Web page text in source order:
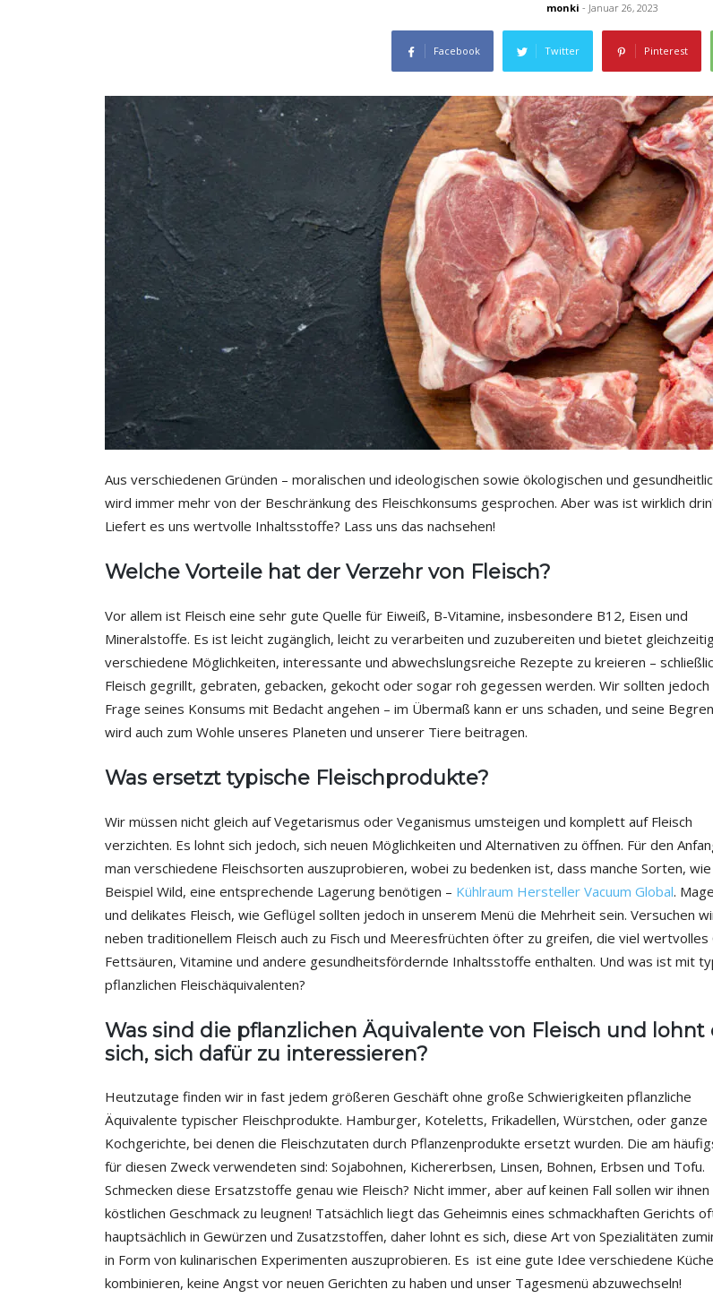
monki - Januar 26, 2023
Facebook Twitter Pinterest
Aus verschiedenen Gründen – moralischen und ideologischen sowie ökologischen und
wird immer mehr von der Beschränkung des Fleischkonsums gesprochen. Aber was ist wirklich
Liefert es uns wertvolle Inhaltsstoffe? Lass uns das nachsehen!
Welche Vorteile hat der Verzehr von Fleisch?
Vor allem ist Fleisch eine sehr gute Quelle für Eiweiß, B-Vitamine, insbesondere B12, Eisen und
Mineralstoffe. Es ist leicht zugänglich, leicht zu verarbeiten und zuzubereiten und bietet
verschiedene Möglichkeiten, interessante und abwechslungsreiche Rezepte zu kreieren –
Fleisch gegrillt, gebraten, gebacken, gekocht oder sogar roh gegessen werden. Wir sollten jedoch
Frage seines Konsums mit Bedacht angehen – im Übermaß kann er uns schaden, und seine
wird auch zum Wohle unseres Planeten und unserer Tiere beitragen.
Was ersetzt typische Fleischprodukte?
Wir müssen nicht gleich auf Vegetarismus oder Veganismus umsteigen und komplett auf Fleisch
verzichten. Es lohnt sich jedoch, sich neuen Möglichkeiten und Alternativen zu öffnen. Für den
man verschiedene Fleischsorten auszuprobieren, wobei zu bedenken ist, dass manche Sorten,
Beispiel Wild, eine entsprechende Lagerung benötigen – Kühlraum Hersteller Vacuum Global.
und delikates Fleisch, wie Geflügel sollten jedoch in unserem Menü die Mehrheit sein. Versuchen
neben traditionellem Fleisch auch zu Fisch und Meeresfrüchten öfter zu greifen, die viel wertvolles
Fettsäuren, Vitamine und andere gesundheitsfördernde Inhaltsstoffe enthalten. Und was ist mit
pflanzlichen Fleischäquivalenten?
Was sind die pflanzlichen Äquivalente von Fleisch und lohnt
sich, sich dafür zu interessieren?
Heutzutage finden wir in fast jedem größeren Geschäft ohne große Schwierigkeiten pflanzliche
Äquivalente typischer Fleischprodukte. Hamburger, Koteletts, Frikadellen, Würstchen, oder ganze
Kochgerichte, bei denen die Fleischzutaten durch Pflanzenprodukte ersetzt wurden. Die am
für diesen Zweck verwendeten sind: Sojabohnen, Kichererbsen, Linsen, Bohnen, Erbsen und Tofu.
Schmecken diese Ersatzstoffe genau wie Fleisch? Nicht immer, aber auf keinen Fall sollen wir ihnen
köstlichen Geschmack zu leugnen! Tatsächlich liegt das Geheimnis eines schmackhaften Gerichts
hauptsächlich in Gewürzen und Zusatzstoffen, daher lohnt es sich, diese Art von Spezialitäten
in Form von kulinarischen Experimenten auszuprobieren. Es ist eine gute Idee verschiedene
kombinieren, keine Angst vor neuen Gerichten zu haben und unser Tagesmenü abzuwechseln!